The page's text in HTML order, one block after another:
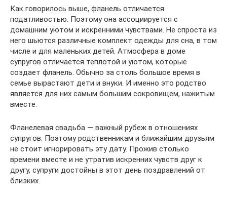
Как говорилось выше, фланель отличается
податливостью. Поэтому она ассоциируется с
домашним уютом и искренними чувствами. Не спроста из
него шьются различные комплект одежды для сна, в том
числе и для маленьких детей. Атмосфера в доме
супругов отличается теплотой и уютом, которые
создает фланель. Обычно за столь большое время в
семье вырастают дети и внуки. И именно это родство
является для них самым большим сокровищем, нажитым
вместе.
Фланелевая свадьба — важный рубеж в отношениях
супругов. Поэтому родственникам и ближайшим друзьям
не стоит игнорировать эту дату. Прожив столько
времени вместе и не утратив искренних чувств друг к
другу, супруги достойны в этот день поздравлений от
близких.